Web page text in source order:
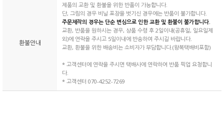
환불안내
제품의 교환 및 환불을 위한 반품이 가능합니다.
단, 그림의 경우 비닐 포장을 벗기신 경우에는 반품이 불가합니다.
주문제작의 경우는 단순 변심으로 인한 교환 및 환불이 불가합니다.
교환, 반품을 원하시는 경우, 상품 수령 후 2일이내(공휴일, 일요일제
외)에 연락을 주시고 5일이내에 반송하여 주시길 바랍니다.
교환, 환불을 위한 배송비는 소비자가 부담합니다.(왕복택배비포함)
* 고객센터에 연락을 주시면 택배사에 연락하여 반품 픽업 요청합니
다.
* 고객센터 070-4252-7269